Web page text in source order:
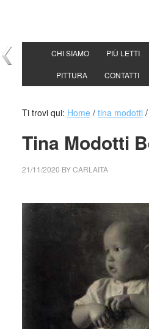
CHI SIAMO PIÙ LETTI
PITTURA CONTATTI
Ti trovi qui: Home / tina modotti /
Tina Modotti
21/11/2020 BYCARLAITA